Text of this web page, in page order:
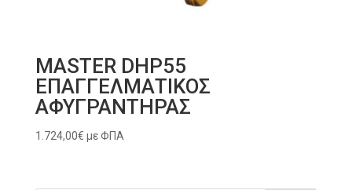
MASTER DHP55
ΕΠΑΓΓΕΛΜΑΤΙΚΟΣ
ΑΦΥΓΡΑΝΤΗΡΑΣ
1.724,00€ με ΦΠΑ